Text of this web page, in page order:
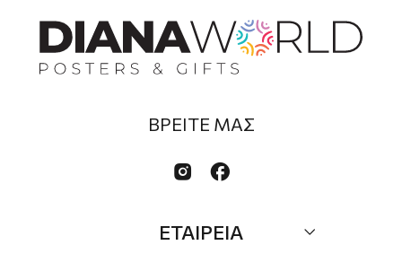
ΒΡΕΙΤΕ ΜΑΣ
 
ΕΤΑΙΡΕΙΑ